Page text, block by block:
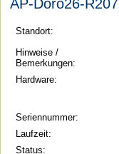
zu
Berlin
Computer-
und
AP-Doro26-R207
Standort:
Hinweise /
Bemerkungen:
Hardware:
Seriennummer:
Laufzeit:
Status: